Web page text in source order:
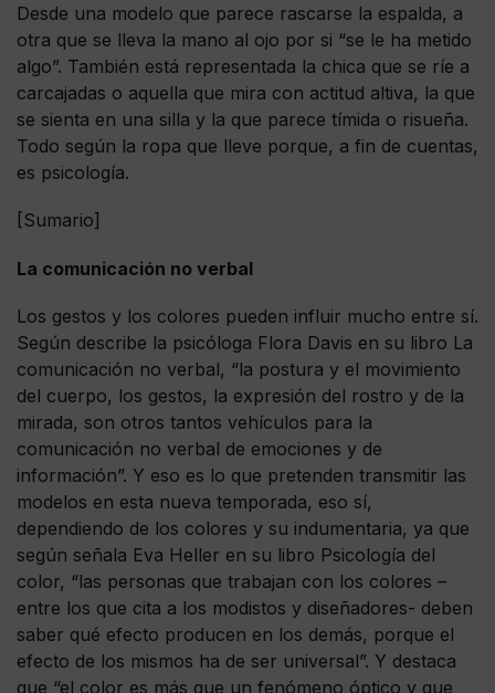
Desde una modelo que parece rascarse la espalda, a
otra que se lleva la mano al ojo por si “se le ha metido
algo”. También está representada la chica que se ríe a
carcajadas o aquella que mira con actitud altiva, la que
se sienta en una silla y la que parece tímida o risueña.
Todo según la ropa que lleve porque, a fin de cuentas,
es psicología.
[Sumario]
La comunicación no verbal
Los gestos y los colores pueden influir mucho entre sí.
Según describe la psicóloga Flora Davis en su libro La
comunicación no verbal, “la postura y el movimiento
del cuerpo, los gestos, la expresión del rostro y de la
mirada, son otros tantos vehículos para la
comunicación no verbal de emociones y de
información”. Y eso es lo que pretenden transmitir las
modelos en esta nueva temporada, eso sí,
dependiendo de los colores y su indumentaria, ya que
según señala Eva Heller en su libro Psicología del
color, “las personas que trabajan con los colores –
entre los que cita a los modistos y diseñadores- deben
saber qué efecto producen en los demás, porque el
efecto de los mismos ha de ser universal”. Y destaca
que “el color es más que un fenómeno óptico y que